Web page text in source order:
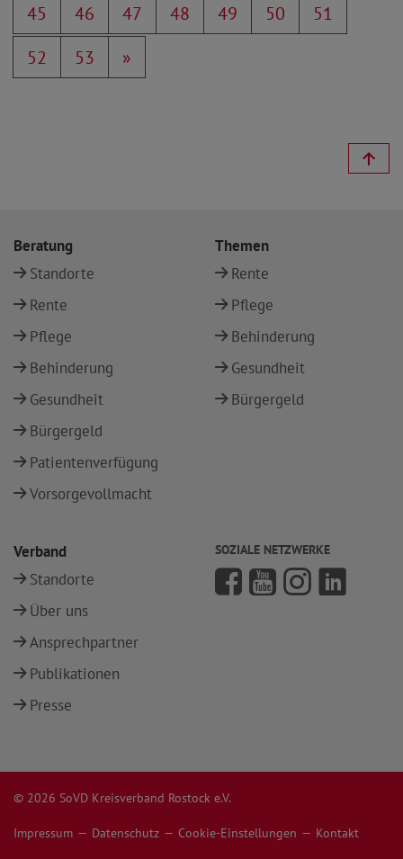
45
46 47 48 49 50
51
52
53 »
Beratung
Standorte
Rente
Pflege
Behinderung
Gesundheit
Bürgergeld
Patientenverfügung
Vorsorgevollmacht
Themen
Rente
Pflege
Behinderung
Gesundheit
Bürgergeld
Verband
Standorte
Über uns
Ansprechpartner
Publikationen
Presse
SOZIALE NETZWERKE
© 2026 SoVD Kreisverband Rostock e.V.
Impressum Datenschutz Cookie-Einstellungen Kontakt